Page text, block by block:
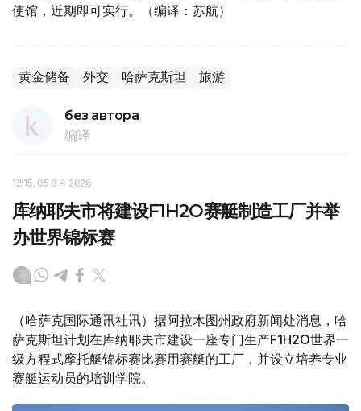
使馆，近期即可实行。（编译：苏航）
黄金储备 外交 哈萨克斯坦 旅游
без автора
编译
12:15, 05 8月 2026
库纳耶夫市将建设F1H2O赛艇制造工厂并举
办世界锦标赛
（哈萨克国际通讯社讯）据阿拉木图州政府新闻处消息，哈
萨克斯坦计划在库纳耶夫市建设一座专门生产F1H2O世界一
级方程式摩托艇锦标赛比赛用赛艇的工厂，并设立培养专业
赛艇运动员的培训学院。